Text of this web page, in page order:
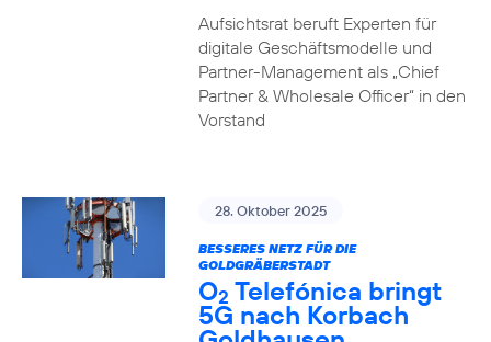
Aufsichtsrat beruft Experten für
digitale Geschäftsmodelle und
Partner-Management als „Chief
Partner & Wholesale Officer“ in den
Vorstand
28. Oktober 2025
BESSERES NETZ FÜR DIE
GOLDGRÄBERSTADT
O2 Telefónica bringt
5G nach Korbach